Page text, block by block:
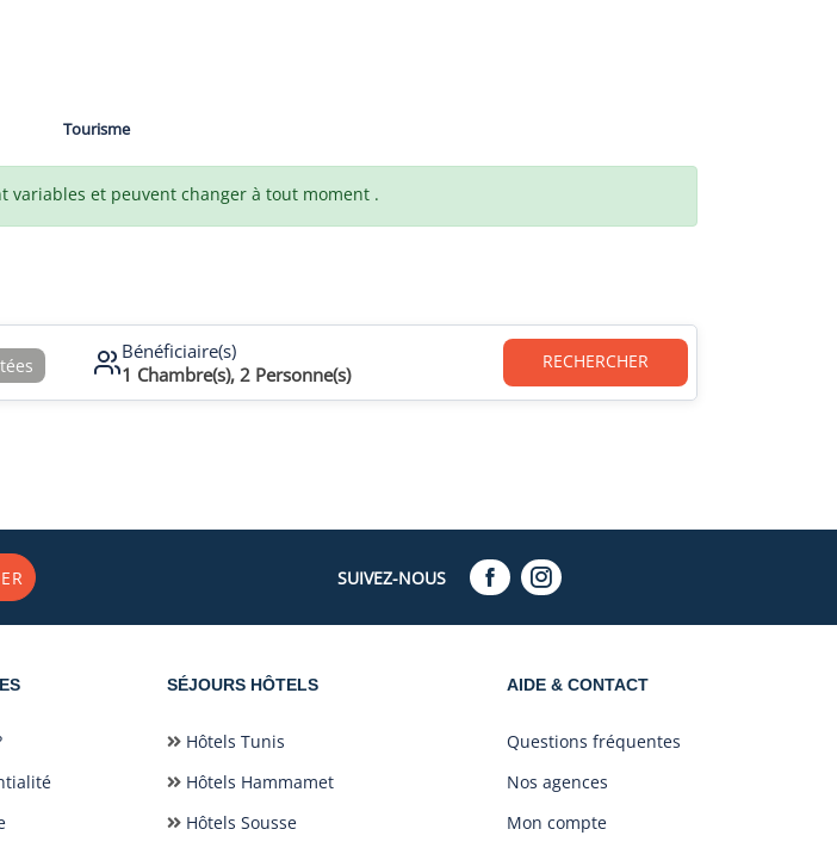
Tourisme
et peuvent changer à tout moment .
Bénéficiaire(s)
1 Chambre(s), 2 Personne(s)
RECHERCHER
SUIVEZ-NOUS
SÉJOURS HÔTELS
Hôtels Tunis
Hôtels Hammamet
Hôtels Sousse
AIDE & CONTACT
Questions fréquentes
Nos agences
Mon compte